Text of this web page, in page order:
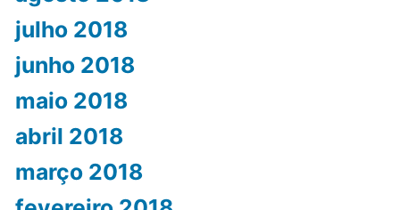
julho 2018
junho 2018
maio 2018
abril 2018
março 2018